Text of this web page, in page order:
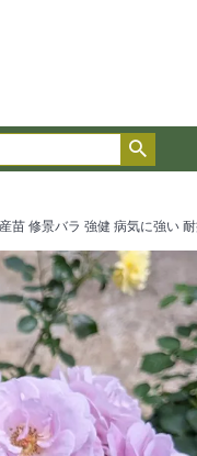
種のみ検索結果に表示さ
は1つずつ選択してくださ
修景バラ 強健 病気に強い